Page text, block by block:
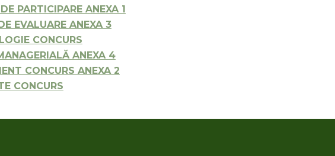
PARTICIPARE ANEXA 1
EVALUARE ANEXA 3
CONCURS
ANEXA 4
CONCURS ANEXA 2
CONCURS